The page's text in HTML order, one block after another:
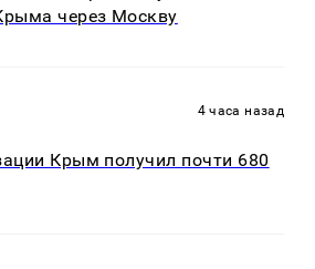
через Москву
4 часа назад
Крым получил почти 680